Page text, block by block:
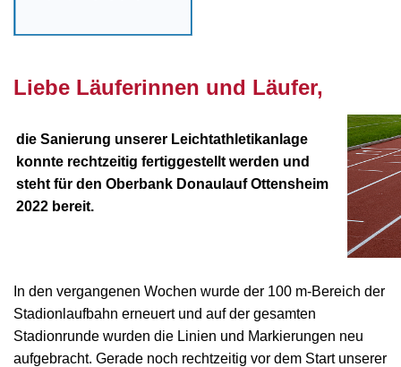
Liebe Läuferinnen und Läufer,
die Sanierung unserer Leichtathletikanlage
konnte rechtzeitig fertiggestellt werden und
steht für den Oberbank Donaulauf Ottensheim
2022 bereit.
In den vergangenen Wochen wurde der 100 m-Bereich der
Stadionlaufbahn erneuert und auf der gesamten
Stadionrunde wurden die Linien und Markierungen neu
aufgebracht. Gerade noch rechtzeitig vor dem Start unserer